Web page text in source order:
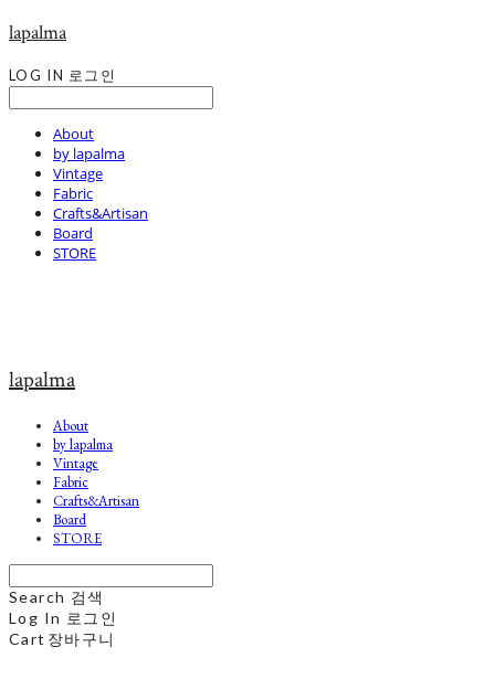
lapalma
LOG IN 로그인
About
by lapalma
Vintage
Fabric
Crafts&Artisan
Board
STORE
lapalma
About
by lapalma
Vintage
Fabric
Crafts&Artisan
Board
STORE
Search 검색
Log In 로그인
Cart 장바구니